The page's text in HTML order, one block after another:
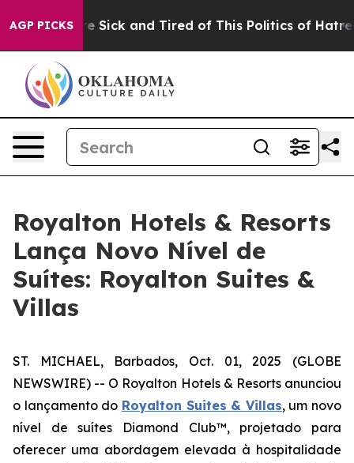
AGP PICKSAre Sick and Tired of This Politics of Hatred”
Royalton Hotels & Resorts
Lança Novo Nível de
Suítes: Royalton Suites &
Villas
ST. MICHAEL, Barbados, Oct. 01, 2025 (GLOBE
NEWSWIRE) -- O Royalton Hotels & Resorts anunciou
o lançamento do Royalton Suites & Villas, um novo
nível de suítes Diamond Club™, projetado para
oferecer uma abordagem elevada à hospitalidade